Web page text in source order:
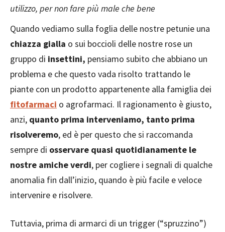
utilizzo, per non fare più male che bene
Quando vediamo sulla foglia delle nostre petunie una
chiazza gialla o sui boccioli delle nostre rose un
gruppo di insettini, pensiamo subito che abbiano un
problema e che questo vada risolto trattando le
piante con un prodotto appartenente alla famiglia dei
fitofarmaci o agrofarmaci. Il ragionamento è giusto,
anzi, quanto prima interveniamo, tanto prima
risolveremo, ed è per questo che si raccomanda
sempre di osservare quasi quotidianamente le
nostre amiche verdi, per cogliere i segnali di qualche
anomalia fin dall’inizio, quando è più facile e veloce
intervenire e risolvere.
Tuttavia, prima di armarci di un trigger (“spruzzino”)